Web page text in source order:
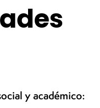
y académico: